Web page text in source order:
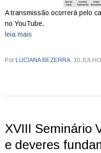
A transmissão ocorrerá pelo
no YouTube.
leia mais
Por LUCIANA BEZERRA,
XVIII Seminário
e deveres